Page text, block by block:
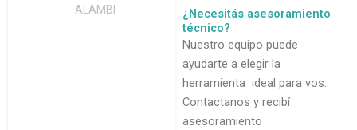
¿Necesitás asesoramiento
técnico?
Nuestro equipo puede
ayudarte a elegir la
herramienta ideal para vos.
Contactanos y recibí
asesoramiento